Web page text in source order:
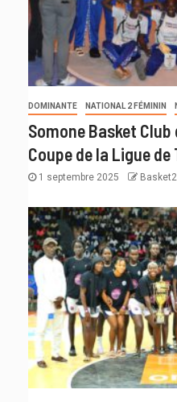
DOMINANTE NATIONAL 2 FÉMININ
Somone Basket
Coupe de la Ligue de
1 septembre 2025